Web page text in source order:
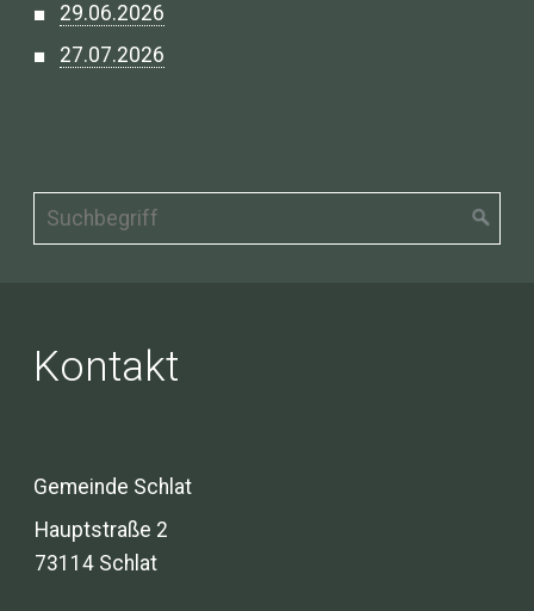
29.06.2026
27.07.2026
Kontakt
Gemeinde Schlat
Hauptstraße 2
73114 Schlat